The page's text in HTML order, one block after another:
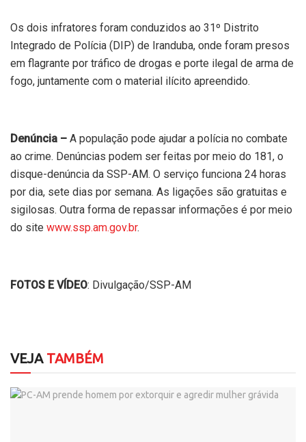
Os dois infratores foram conduzidos ao 31º Distrito
Integrado de Polícia (DIP) de Iranduba, onde foram presos
em flagrante por tráfico de drogas e porte ilegal de arma de
fogo, juntamente com o material ilícito apreendido.
Denúncia – A população pode ajudar a polícia no combate
ao crime. Denúncias podem ser feitas por meio do 181, o
disque-denúncia da SSP-AM. O serviço funciona 24 horas
por dia, sete dias por semana. As ligações são gratuitas e
sigilosas. Outra forma de repassar informações é por meio
do site www.ssp.am.gov.br.
FOTOS E VÍDEO: Divulgação/SSP-AM
VEJATAMBÉM